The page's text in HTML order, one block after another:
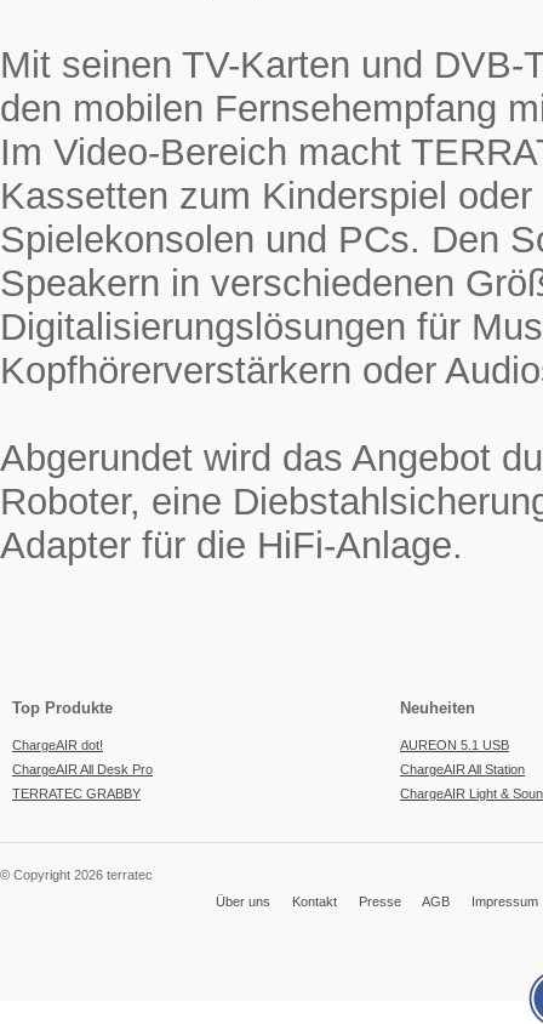
Mit seinen TV-Karten und
den mobilen Fernsehempfang
Im Video-Bereich macht
Kassetten zum Kinderspiel
Spielekonsolen und PCs. Den
Speakern in verschiedenen
Digitalisierungslösungen für
Kopfhörerverstärkern oder
Abgerundet wird das Angebot
Roboter, eine
Adapter für die HiFi-Anlage.
Top Produkte
ChargeAIR dot!
ChargeAIR All Desk Pro
TERRATEC GRABBY
Neuheiten
AUREON 5.1 USB
ChargeAIR All Station
ChargeAIR Light &
© Copyright 2026 terratec
Über uns
Kontakt Presse AGB Impressum